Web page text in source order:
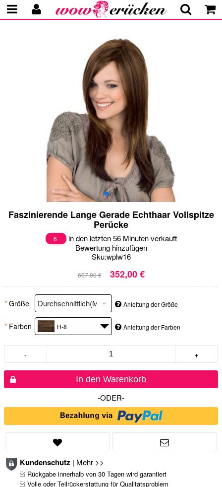
Faszinierende Lange Gerade Echthaar Vollspitze
Perücke
6
in den letzten 56 Minuten verkauft
Bewertung hinzufügen
Sku:wplw16
667,00 € 352,00 €
* Größe Anleitung der Größe
* Farben H-8 Anleitung der Farben
- +
In den Warenkorb
-ODER-
Kundenschutz | Mehr >>
Rückgabe innerhalb von 30 Tagen wird garantiert
Volle oder Teilrückerstattung für Qualitätsproblem